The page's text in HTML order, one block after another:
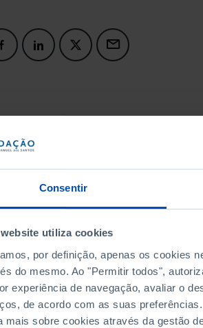
Consentir
utiliza cookies
por definição, apenas os cookies
do mesmo. Ao "Permitir todos",
experiência de navegação, avaliar o
de acordo com as suas
mais sobre cookies através da gestão
DATA